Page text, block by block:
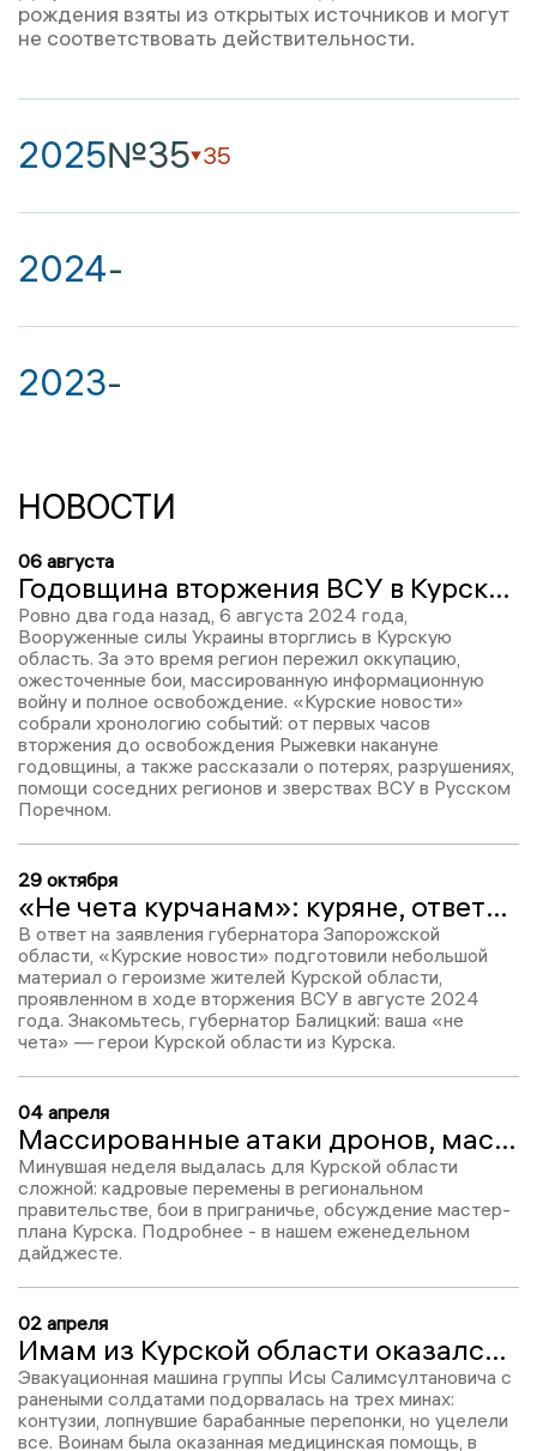
рождения взяты из открытых источников и могут
не соответствовать действительности.
2025№35 35
2024-
2023-
НОВОСТИ
06 августа
Годовщина вторжения ВСУ в Курскую область: хронология боев в полях и в сети - как была сформирована новая реальность
Ровно два года назад, 6 августа 2024 года,
Вооруженные силы Украины вторглись в Курскую
область. За это время регион пережил оккупацию,
ожесточенные бои, массированную информационную
войну и полное освобождение. «Курские новости»
собрали хронологию событий: от первых часов
вторжения до освобождения Рыжевки накануне
годовщины, а также рассказали о потерях, разрушениях,
помощи соседних регионов и зверствах ВСУ в Русском
Поречном.
29 октября
«Не чета курчанам»: куряне, ответившие Балицкому подвигом, а не словами
В ответ на заявления губернатора Запорожской
области, «Курские новости» подготовили небольшой
материал о героизме жителей Курской области,
проявленном в ходе вторжения ВСУ в августе 2024
года. Знакомьтесь, губернатор Балицкий: ваша «не
чета» — герои Курской области из Курска.
04 апреля
Массированные атаки дронов, мастер-план Курска, убийство бабушки и мальчика. Курская область сегодня
Минувшая неделя выдалась для Курской области
сложной: кадровые перемены в региональном
правительстве, бои в приграничье, обсуждение мастер-
плана Курска. Подробнее - в нашем еженедельном
дайджесте.
02 апреля
Имам из Курской области оказался в больнице после атаки на группу эвакуации
Эвакуационная машина группы Исы Салимсултановича с
ранеными солдатами подорвалась на трех минах:
контузии, лопнувшие барабанные перепонки, но уцелели
все. Воинам была оказанная медицинская помощь, в